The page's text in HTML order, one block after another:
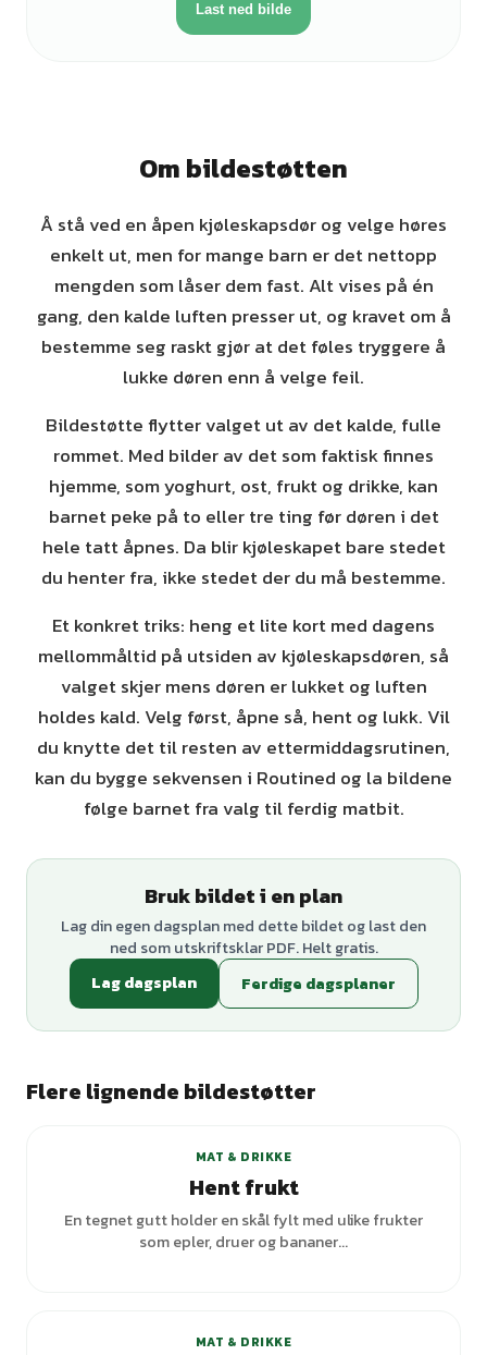
Last ned bilde
Om bildestøtten
Å stå ved en åpen kjøleskapsdør og velge høres
enkelt ut, men for mange barn er det nettopp
mengden som låser dem fast. Alt vises på én
gang, den kalde luften presser ut, og kravet om å
bestemme seg raskt gjør at det føles tryggere å
lukke døren enn å velge feil.
Bildestøtte flytter valget ut av det kalde, fulle
rommet. Med bilder av det som faktisk finnes
hjemme, som yoghurt, ost, frukt og drikke, kan
barnet peke på to eller tre ting før døren i det
hele tatt åpnes. Da blir kjøleskapet bare stedet
du henter fra, ikke stedet der du må bestemme.
Et konkret triks: heng et lite kort med dagens
mellommåltid på utsiden av kjøleskapsdøren, så
valget skjer mens døren er lukket og luften
holdes kald. Velg først, åpne så, hent og lukk. Vil
du knytte det til resten av ettermiddagsrutinen,
kan du bygge sekvensen i Routined og la bildene
følge barnet fra valg til ferdig matbit.
Bruk bildet i en plan
Lag din egen dagsplan med dette bildet og last den
ned som utskriftsklar PDF. Helt gratis.
Lag dagsplan
Ferdige dagsplaner
Flere lignende bildestøtter
MAT & DRIKKE
Hent frukt
En tegnet gutt holder en skål fylt med ulike frukter
som epler, druer og bananer...
MAT & DRIKKE